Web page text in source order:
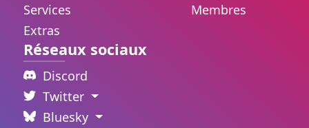
Services
Extras
Membres
Réseaux sociaux
Discord
Twitter
Bluesky